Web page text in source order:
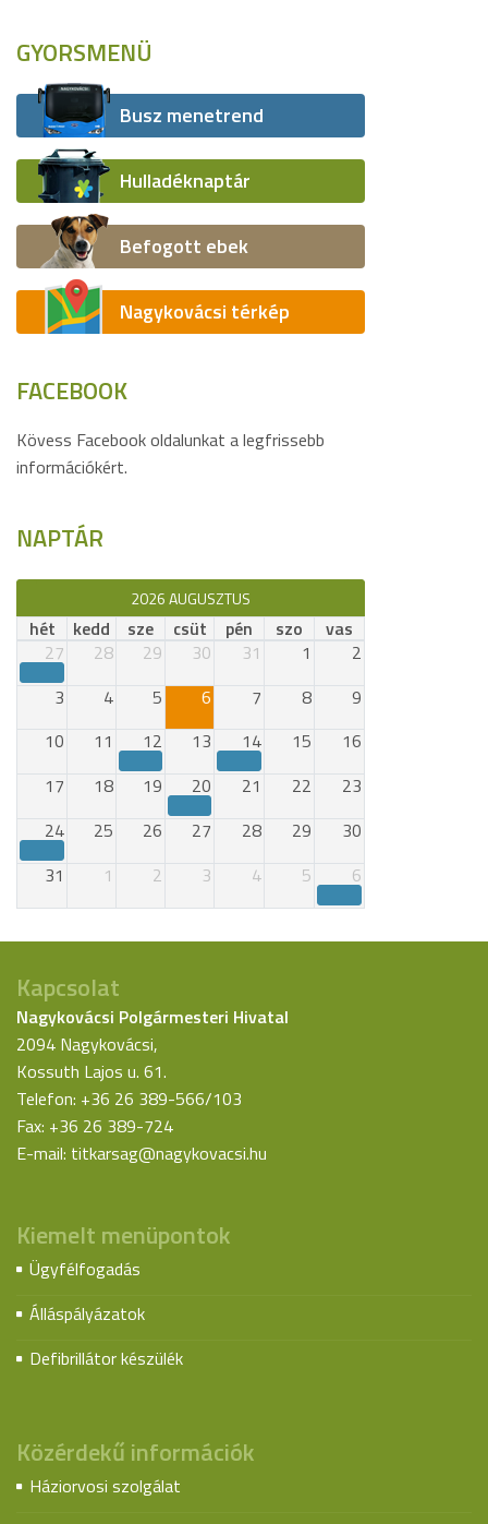
GYORSMENÜ
Busz menetrend
Hulladéknaptár
Befogott ebek
Nagykovácsi térkép
FACEBOOK
Kövess Facebook oldalunkat a legfrissebb
információkért.
NAPTÁR
2026 AUGUSZTUS
hét kedd sze csüt pén szo
vas
27
28 29 30 31 1
2
3
4 5 6 7 8
9
10
11 12 13 14 15
16
17
18 19 20 21 22
23
24
25 26 27 28 29
30
31
1 2 3 4 5 6
Kapcsolat
Nagykovácsi Polgármesteri Hivatal
2094 Nagykovácsi,
Kossuth Lajos u. 61.
Telefon: +36 26 389-566/103
Fax: +36 26 389-724
E-mail: titkarsag@nagykovacsi.hu
Kiemelt menüpontok
Ügyfélfogadás
Álláspályázatok
Defibrillátor készülék
Közérdekű információk
Háziorvosi szolgálat